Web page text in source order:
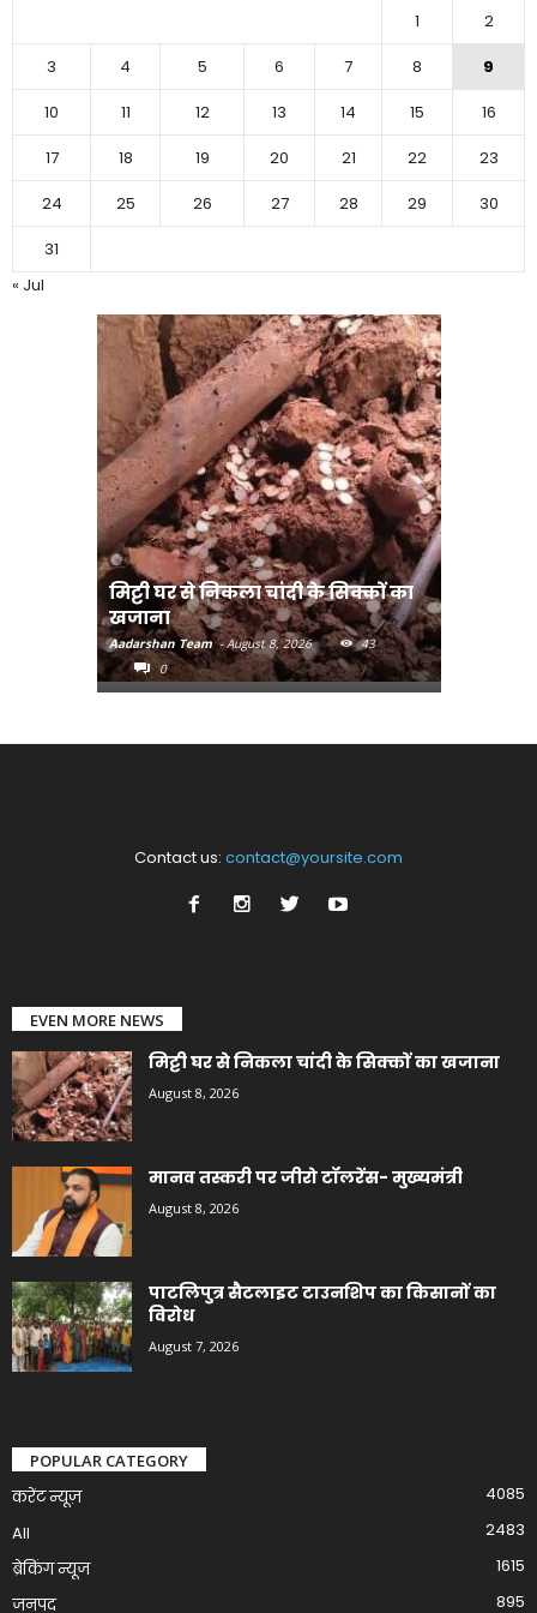
1
2
3
4 5 6 7 8
9
10
11 12 13 14 15
16
17
18 19 20 21 22
23
24
25 26 27 28 29
30
31
« Jul
मिट्टी घर से निकला चांदी के सिक्कों का
खजाना
Aadarshan Team - August 8, 2026
43
0
Contact us: contact@yoursite.com
EVEN MORE NEWS
मिट्टी घर से निकला चांदी के सिक्कों का खजाना
August 8, 2026
मानव तस्करी पर जीरो टॉलरेंस- मुख्यमंत्री
August 8, 2026
पाटलिपुत्र सैटलाइट टाउनशिप का किसानों का
विरोध
August 7, 2026
POPULAR CATEGORY
करेंट न्यूज़
4085
All
2483
ब्रेकिंग न्यूज
1615
जनपद
895